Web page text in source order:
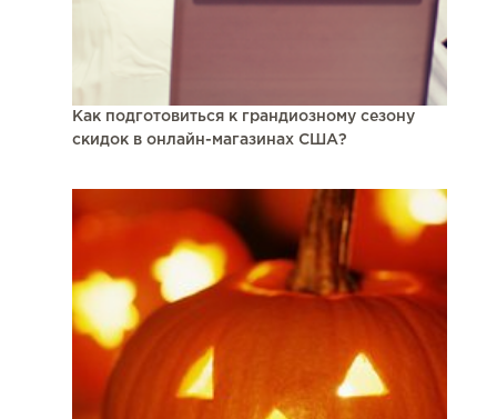
Как подготовиться к грандиозному сезону
скидок в онлайн-магазинах США?